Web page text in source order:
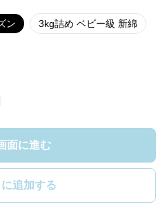
ン 3kg詰め ベビー級 新綿
面に進む
追加する